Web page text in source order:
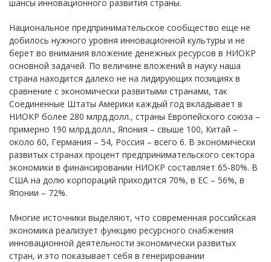
шансы инновационного развития страны.
Национальное предпринимательское сообщество еще не
добилось нужного уровня инновационной культуры и не
берет во внимания вложение денежных ресурсов в НИОКР
основной задачей. По величине вложений в науку наша
страна находится далеко не на лидирующих позициях в
сравнение с экономически развитыми странами, так
Соединенные Штаты Америки каждый год вкладывает в
НИОКР более 280 млрд.долл., страны Европейского союза –
примерно 190 млрд.долл., Япония – свыше 100, Китай –
около 60, Германия – 54, Россия – всего 6. В экономически
развитых странах процент предпринимательского сектора
экономики в финансировании НИОКР составляет 65-80%. В
США на долю корпораций приходится 70%, в ЕС – 56%, в
Японии – 72%.
Многие источники выделяют, что современная российская
экономика реализует функцию ресурсного снабжения
инновационной деятельности экономически развитых
стран, и это показывает себя в генерировании